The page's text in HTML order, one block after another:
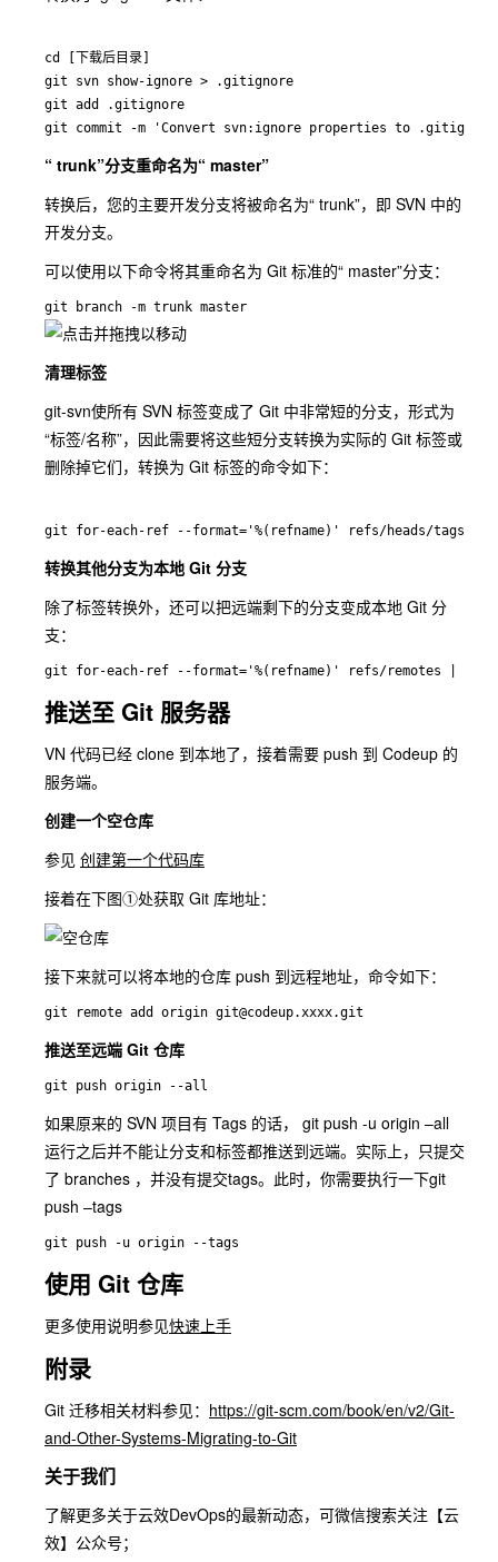
cd [下载后目录]
git svn show-ignore > .gitignore
git add .gitignore
git commit -m 'Convert svn:ignore properties to
“ trunk”分支重命名为“ master”
转换后，您的主要开发分支将被命名为“ trunk”，即 SVN 中的
开发分支。
可以使用以下命令将其重命名为 Git 标准的“ master”分支：
git branch -m trunk master
清理标签
git-svn使所有 SVN 标签变成了 Git 中非常短的分支，形式为
“标签/名称”，因此需要将这些短分支转换为实际的 Git 标签或
删除掉它们，转换为 Git 标签的命令如下：
git for-each-ref --format='%(refname)' refs/heads/tags
转换其他分支为本地 Git 分支
除了标签转换外，还可以把远端剩下的分支变成本地 Git 分
支：
git for-each-ref --format='%(refname)' refs/remotes |
推送至 Git 服务器
VN 代码已经 clone 到本地了，接着需要 push 到 Codeup 的
服务端。
创建一个空仓库
参见 创建第一个代码库
接着在下图①处获取 Git 库地址：
接下来就可以将本地的仓库 push 到远程地址，命令如下：
git remote add origin git@codeup.xxxx.git
推送至远端 Git 仓库
git push origin --all
如果原来的 SVN 项目有 Tags 的话， git push -u origin –all
运行之后并不能让分支和标签都推送到远端。实际上，只提交
了 branches ，并没有提交tags。此时，你需要执行一下git
push –tags
git push -u origin --tags
使用 Git 仓库
更多使用说明参见快速上手
附录
Git 迁移相关材料参见： https://git-scm.com/book/en/v2/Git-
and-Other-Systems-Migrating-to-Git
关于我们
了解更多关于云效DevOps的最新动态，可微信搜索关注【云
效】公众号；